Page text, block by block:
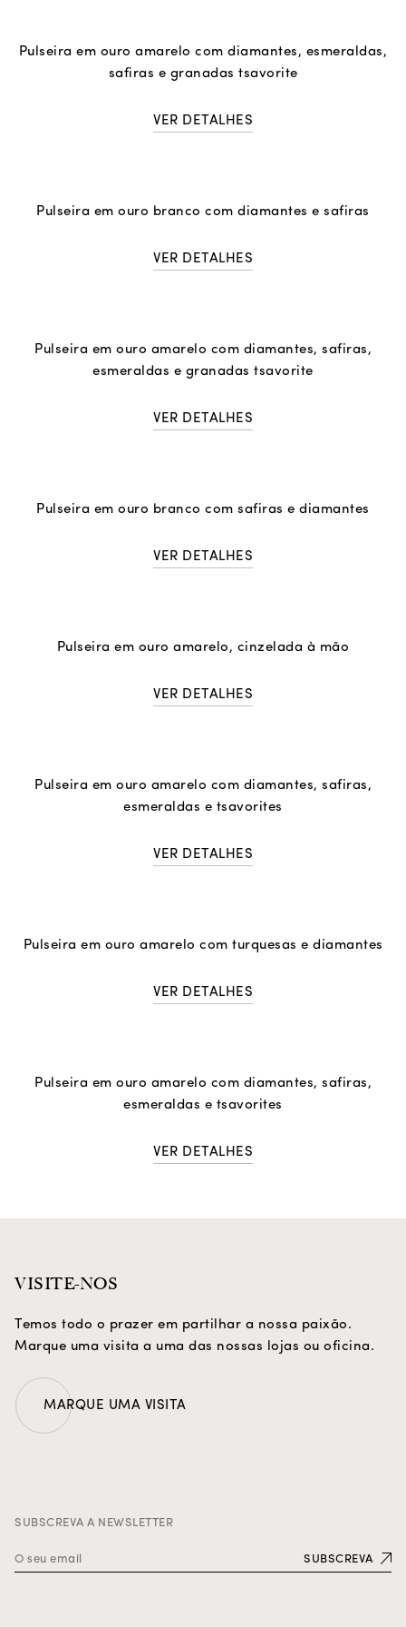
Pulseira em ouro amarelo com diamantes, esmeraldas,
safiras e granadas tsavorite
VER DETALHES
Pulseira em ouro branco com diamantes e safiras
VER DETALHES
Pulseira em ouro amarelo com diamantes, safiras,
esmeraldas e granadas tsavorite
VER DETALHES
Pulseira em ouro branco com safiras e diamantes
VER DETALHES
Pulseira em ouro amarelo, cinzelada à mão
VER DETALHES
Pulseira em ouro amarelo com diamantes, safiras,
esmeraldas e tsavorites
VER DETALHES
Pulseira em ouro amarelo com turquesas e diamantes
VER DETALHES
Pulseira em ouro amarelo com diamantes, safiras,
esmeraldas e tsavorites
VER DETALHES
VISITE-NOS
Temos todo o prazer em partilhar a nossa paixão.
Marque uma visita a uma das nossas lojas ou oficina.
MARQUE UMA VISITA
SUBSCREVA A NEWSLETTER
SUBSCREVA